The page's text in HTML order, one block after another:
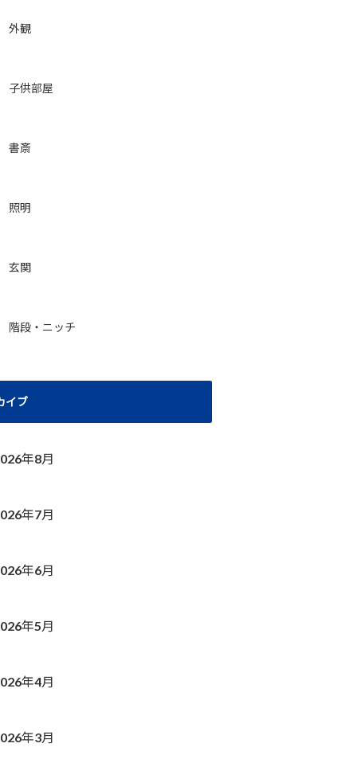
外観
子供部屋
書斎
照明
玄関
階段・ニッチ
イブ
年8月
年7月
年6月
年5月
年4月
年3月